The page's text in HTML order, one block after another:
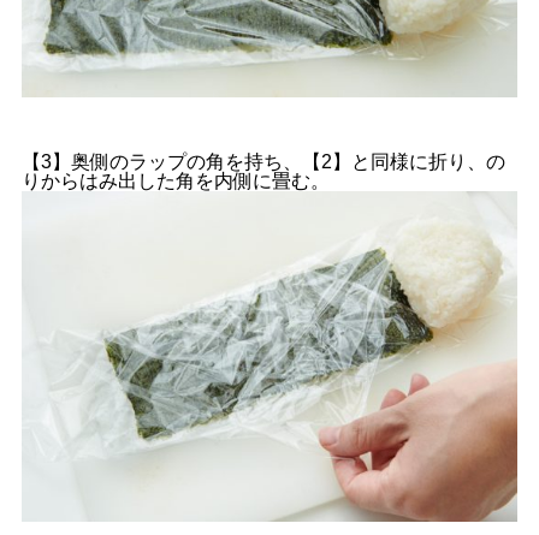
【3】奥側のラップの角を持ち、【2】と同様に折り、の
りからはみ出した角を内側に畳む。